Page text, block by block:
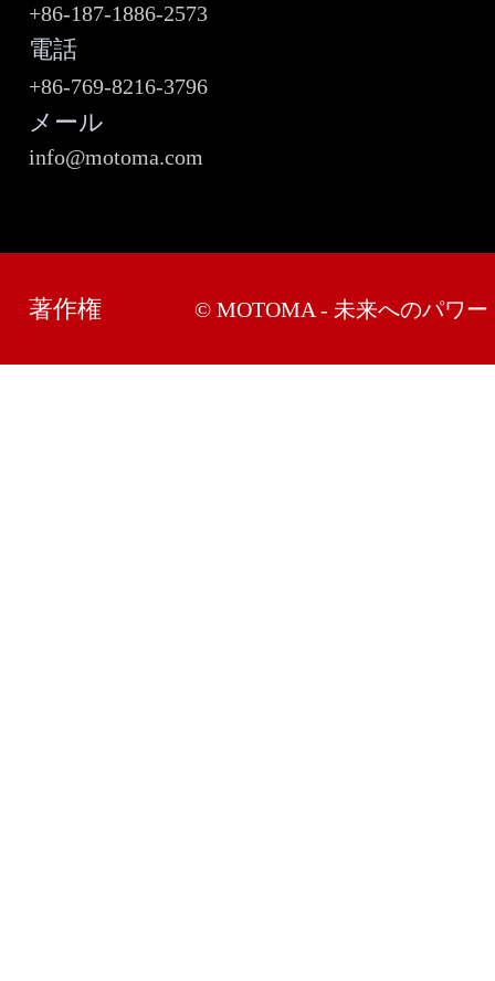
+86-187-1886-2573
電話
+86-769-8216-3796
メール
info@motoma.com
著作権 © MOTOMA - 未来へのパワー